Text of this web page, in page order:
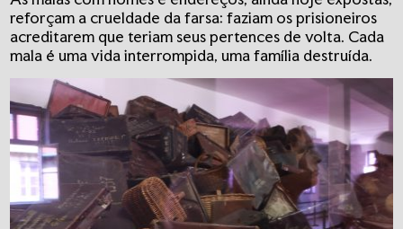
reforçam a crueldade da farsa: faziam os prisioneiros
acreditarem que teriam seus pertences de volta. Cada
mala é uma vida interrompida, uma família destruída.